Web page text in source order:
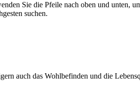
Sie die Pfeile nach oben und unten,
suchen.
auch das Wohlbefinden und die